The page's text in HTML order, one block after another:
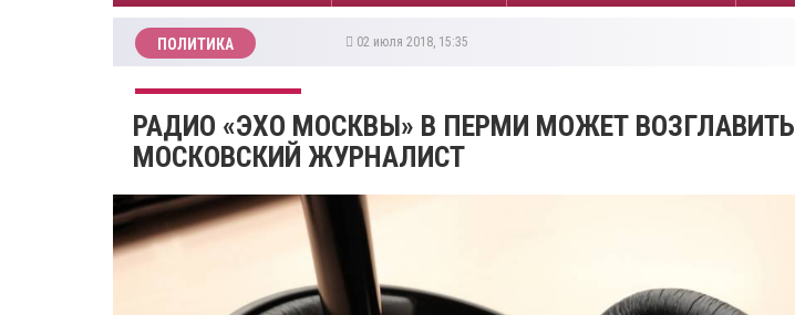
ПОЛИТИКА 02 июля 2018, 15:35
РАДИО «ЭХО МОСКВЫ» В ПЕРМИ МОЖЕТ ВОЗГЛАВИТЬ
МОСКОВСКИЙ ЖУРНАЛИСТ